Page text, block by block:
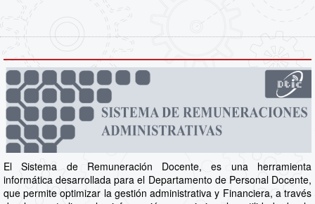
El Sistema de Remuneración Docente, es una herramienta
informática desarrollada para el Departamento de Personal Docente,
que permite optimizar la gestión administrativa y Financiera, a través